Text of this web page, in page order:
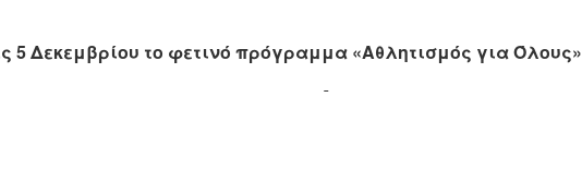
5 Δεκεμβρίου το φετινό πρόγραμμα «Αθλητισμός για Όλους»